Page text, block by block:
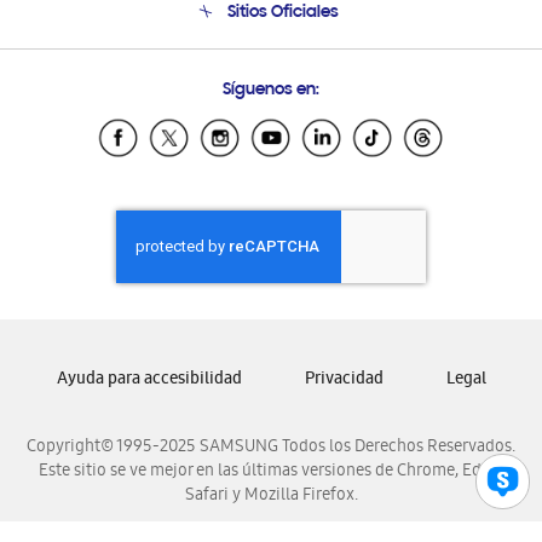
Condiciones de Compra
Soporte vía eMail
Sitios Oficiales
Samsung Ecuador
Samsung El Salvador
Samsung Honduras
Samsung Nicaragua
Samsung Panamá
Samsung Venezuela
Síguenos en:
Copyright© 1995-2025 SAMSUNG Todos los Derechos Reservados.
Este sitio se ve mejor en las últimas versiones de Chrome, Edge,
Safari y Mozilla Firefox.
Ayuda para accesibilidad Privacidad Legal